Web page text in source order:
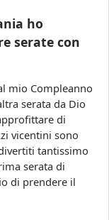
ho
serate con
mio Compleanno
serata da Dio
di
vicentini sono
tantissimo
serata di
di prendere il